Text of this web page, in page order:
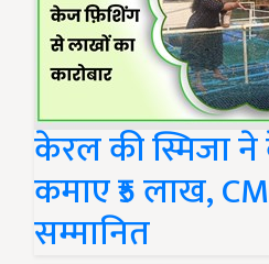
केरल की स्मिजा
कमाए ₹5 लाख,
सम्मानित